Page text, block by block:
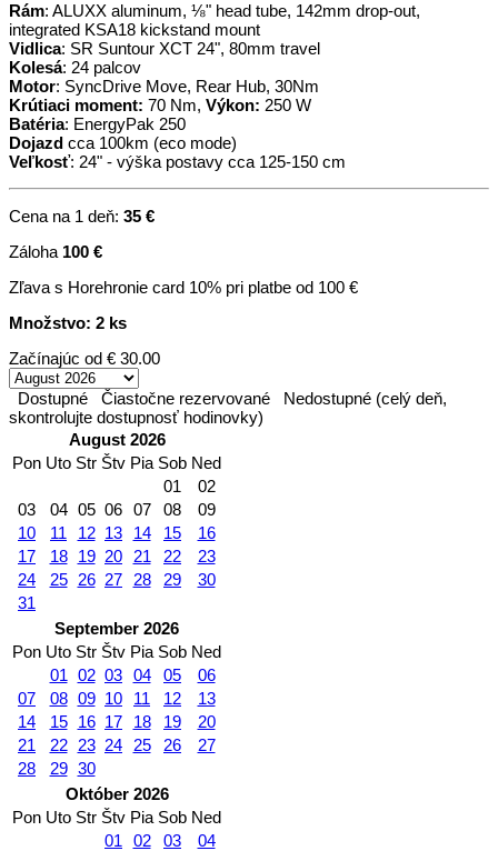
Rám: ALUXX aluminum, ⅛" head tube, 142mm drop-out,
integrated KSA18 kickstand mount
Vidlica: SR Suntour XCT 24", 80mm travel
Kolesá: 24 palcov
Motor: SyncDrive Move, Rear Hub, 30Nm
Krútiaci moment: 70 Nm, Výkon: 250 W
Batéria: EnergyPak 250
Dojazd cca 100km (eco mode)
Veľkosť: 24" - výška postavy cca 125-150 cm
Cena na 1 deň: 35 €
Záloha 100 €
Zľava s Horehronie card 10% pri platbe od 100 €
Množstvo: 2 ks
Začínajúc od € 30.00
Dostupné Čiastočne rezervované
Nedostupné (celý deň,
skontrolujte dostupnosť hodinovky)
August 2026
Pon Uto Str Štv Pia Sob Ned
01
02
03
04 05 06 07 08
09
10
11 12 13 14 15
16
17
18 19 20 21 22
23
24
25 26 27 28 29
30
31
September 2026
Pon Uto Str Štv Pia Sob Ned
01 02 03 04 05
06
07
08 09 10 11 12
13
14
15 16 17 18 19
20
21
22 23 24 25 26
27
28
29 30
Október 2026
Pon Uto Str Štv Pia Sob Ned
01
02 03
04